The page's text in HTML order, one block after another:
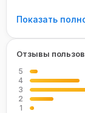
Переводы по
реквизиты
Оплата ЖКХ,
услуг
История
Подача заявок
Показать
Отзывы
5
4
3
2
1